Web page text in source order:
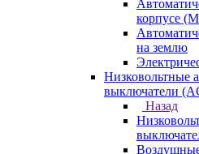
корпусе
на землю
Низковольтные
выключатели
Назад